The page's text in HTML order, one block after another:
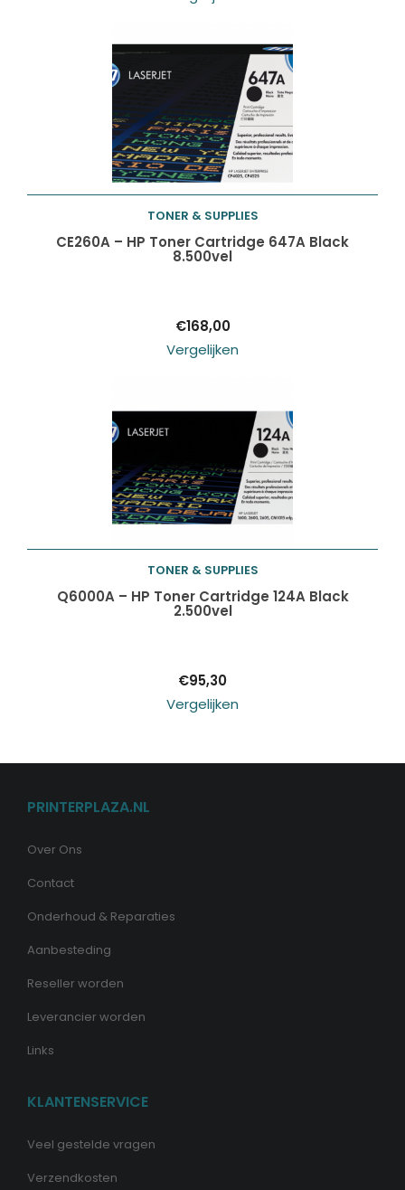
Toevoegen aan
TONER & SUPPLIES
CE260A – HP Toner Cartridge 647A Black
8.500vel
€168,00
Vergelijken
Toevoegen aan
TONER & SUPPLIES
Q6000A – HP Toner Cartridge 124A Black
2.500vel
€95,30
Vergelijken
PRINTERPLAZA.NL
Over Ons
Contact
Onderhoud & Reparaties
Aanbesteding
Reseller worden
Leverancier worden
Links
KLANTENSERVICE
Veel gestelde vragen
Verzendkosten